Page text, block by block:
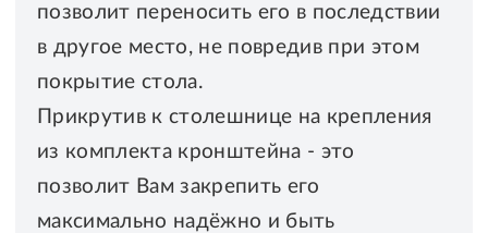
позволит переносить его в последствии
в другое место, не повредив при этом
покрытие стола.
Прикрутив к столешнице на крепления
из комплекта кронштейна - это
позволит Вам закрепить его
максимально надёжно и быть